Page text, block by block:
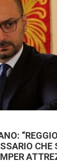
CHE